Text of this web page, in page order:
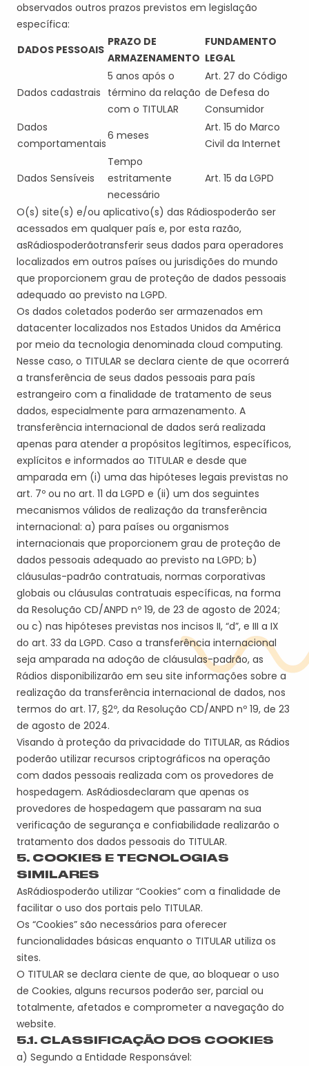
observados outros prazos previstos em legislação
específica:
DADOS PESSOAIS
PRAZO DE
ARMAZENAMENTO
FUNDAMENTO
LEGAL
Dados cadastrais
5 anos após o
término da relação
com o TITULAR
Art. 27 do Código
de Defesa do
Consumidor
Dados
comportamentais
6 meses
Art. 15 do Marco
Civil da Internet
Dados Sensíveis
Tempo
estritamente
necessário
Art. 15 da LGPD
O(s) site(s) e/ou aplicativo(s) das Rádiospoderão ser
acessados em qualquer país e, por esta razão,
asRádiospoderãotransferir seus dados para operadores
localizados em outros países ou jurisdições do mundo
que proporcionem grau de proteção de dados pessoais
adequado ao previsto na LGPD.
Os dados coletados poderão ser armazenados em
datacenter localizados nos Estados Unidos da América
por meio da tecnologia denominada cloud computing.
Nesse caso, o TITULAR se declara ciente de que ocorrerá
a transferência de seus dados pessoais para país
estrangeiro com a finalidade de tratamento de seus
dados, especialmente para armazenamento. A
transferência internacional de dados será realizada
apenas para atender a propósitos legítimos, específicos,
explícitos e informados ao TITULAR e desde que
amparada em (i) uma das hipóteses legais previstas no
art. 7º ou no art. 11 da LGPD e (ii) um dos seguintes
mecanismos válidos de realização da transferência
internacional: a) para países ou organismos
internacionais que proporcionem grau de proteção de
dados pessoais adequado ao previsto na LGPD; b)
cláusulas-padrão contratuais, normas corporativas
globais ou cláusulas contratuais específicas, na forma
da Resolução CD/ANPD nº 19, de 23 de agosto de 2024;
ou c) nas hipóteses previstas nos incisos II, “d”, e III a IX
do art. 33 da LGPD. Caso a transferência internacional
seja amparada na adoção de cláusulas-padrão, as
Rádios disponibilizarão em seu site informações sobre a
realização da transferência internacional de dados, nos
termos do art. 17, §2º, da Resolução CD/ANPD nº 19, de 23
de agosto de 2024.
Visando à proteção da privacidade do TITULAR, as Rádios
poderão utilizar recursos criptográficos na operação
com dados pessoais realizada com os provedores de
hospedagem. AsRádiosdeclaram que apenas os
provedores de hospedagem que passaram na sua
verificação de segurança e confiabilidade realizarão o
tratamento dos dados pessoais do TITULAR.
5. COOKIES E TECNOLOGIAS
SIMILARES
AsRádiospoderão utilizar “Cookies” com a finalidade de
facilitar o uso dos portais pelo TITULAR.
Os “Cookies” são necessários para oferecer
funcionalidades básicas enquanto o TITULAR utiliza os
sites.
O TITULAR se declara ciente de que, ao bloquear o uso
de Cookies, alguns recursos poderão ser, parcial ou
totalmente, afetados e comprometer a navegação do
website.
5.1. CLASSIFICAÇÃO DOS COOKIES
a) Segundo a Entidade Responsável: